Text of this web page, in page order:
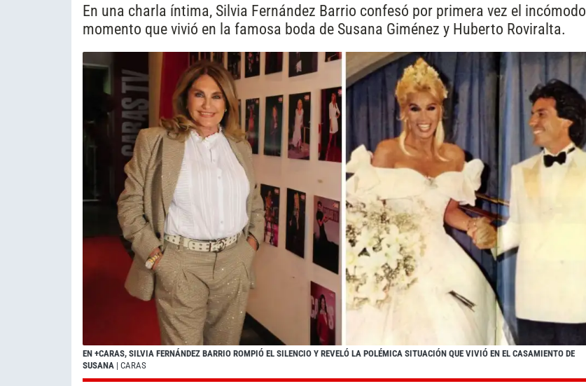
En una charla íntima, Silvia Fernández Barrio confesó por primera vez el incómodo
momento que vivió en la famosa boda de Susana Giménez y Huberto Roviralta.
EN +CARAS, SILVIA FERNÁNDEZ BARRIO ROMPIÓ EL SILENCIO Y REVELÓ LA POLÉMICA SITUACIÓN QUE VIVIÓ EN EL CASAMIENTO DE
SUSANA | CARAS